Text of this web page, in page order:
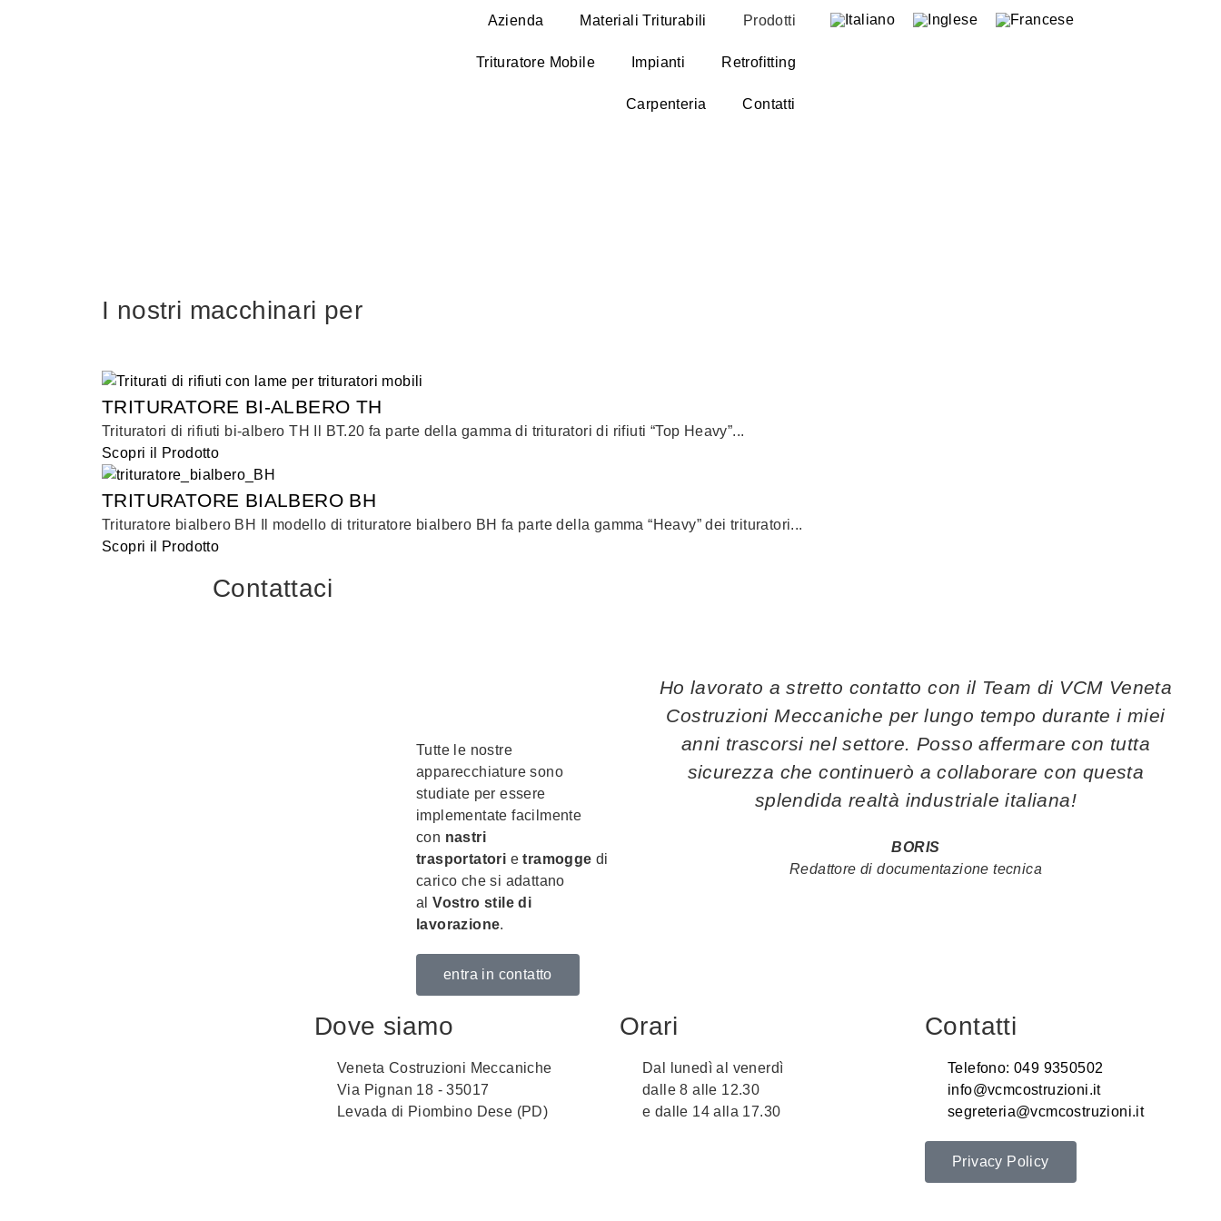
Azienda Materiali Triturabili Prodotti
Trituratore Mobile Impianti Retrofitting
Carpenteria Contatti
I nostri macchinari per
TRITURATORE BI-ALBERO TH
Trituratori di rifiuti bi-albero TH Il BT.20 fa parte della gamma di trituratori di rifiuti “Top Heavy”...
Scopri il Prodotto
TRITURATORE BIALBERO BH
Trituratore bialbero BH Il modello di trituratore bialbero BH fa parte della gamma “Heavy” dei trituratori...
Scopri il Prodotto
Contattaci
Tutte le nostre
apparecchiature sono
studiate per essere
implementate facilmente
con nastri
trasportatori etramogge di
carico che si adattano
alVostro stile di
lavorazione.
entra in contatto
Ho lavorato a stretto contatto con il Team di VCM Veneta
Costruzioni Meccaniche per lungo tempo durante i miei
anni trascorsi nel settore. Posso affermare con tutta
sicurezza che continuerò a collaborare con questa
splendida realtà industriale italiana!
BORIS
Redattore di documentazione tecnica
Dove siamo
Veneta Costruzioni Meccaniche
Via Pignan 18 - 35017
Levada di Piombino Dese (PD)
Orari
Dal lunedì al venerdì
dalle 8 alle 12.30
e dalle 14 alla 17.30
Contatti
Telefono: 049 9350502
info@vcmcostruzioni.it
segreteria@vcmcostruzioni.it
Privacy Policy